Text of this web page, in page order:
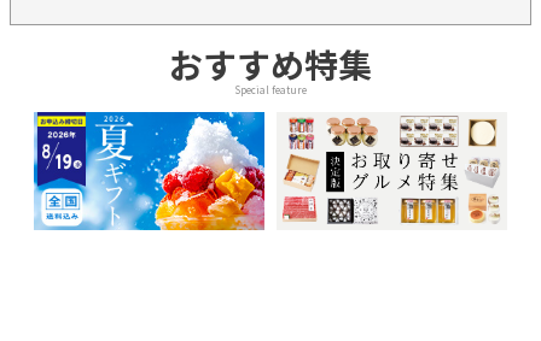
おすすめ特集
Special feature